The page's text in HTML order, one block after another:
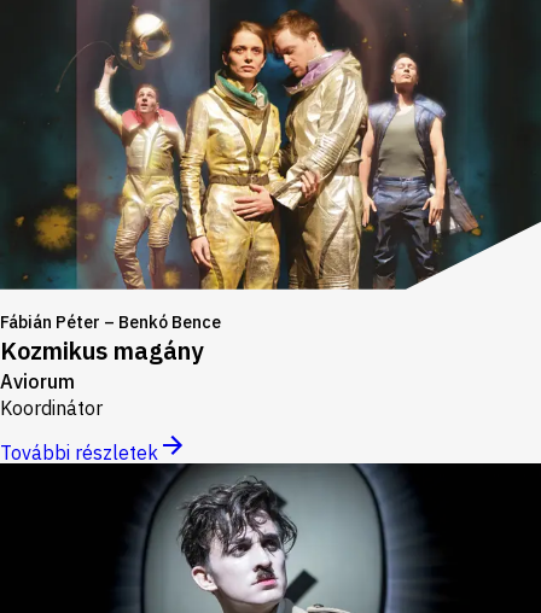
Fábián Péter – Benkó Bence
Kozmikus magány
Aviorum
Koordinátor
További részletek